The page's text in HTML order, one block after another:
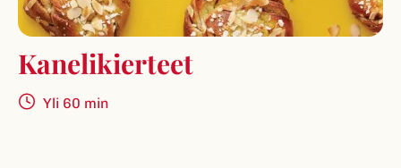
Kanelikier­teet
Yli 60 min